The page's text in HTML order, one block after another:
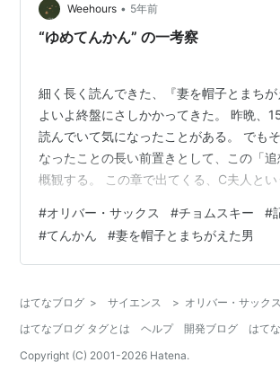
Weehours • 5年前
“ゆめてんかん” の一考察
細く長く読んできた、『妻を帽子とまち
よいよ終盤にさしかかってきた。 昨晩、
読んでいて気になったことがある。 でも
なったことの長い前置きとして、この「
概観する。 この章で出てくる、C夫人とい
はなつかしい夢を見た。それは、彼女がア
過ごした子供時代の夢だった。 夢の中には
た。 その歌は、彼女が子供時代、みんな
C夫人が目覚めたあと、その歌（音楽）は
っきりと聞こえてくるのである。…
#オリバー・サックス #チョムスキー #
#てんかん #妻を帽子とまちがえた男
はてなブログ > サイエンス > オリバー・サックス
はてなブログ タグとは
ヘルプ 開発ブログ
はて
Copyright (C) 2001-2026 Hatena.